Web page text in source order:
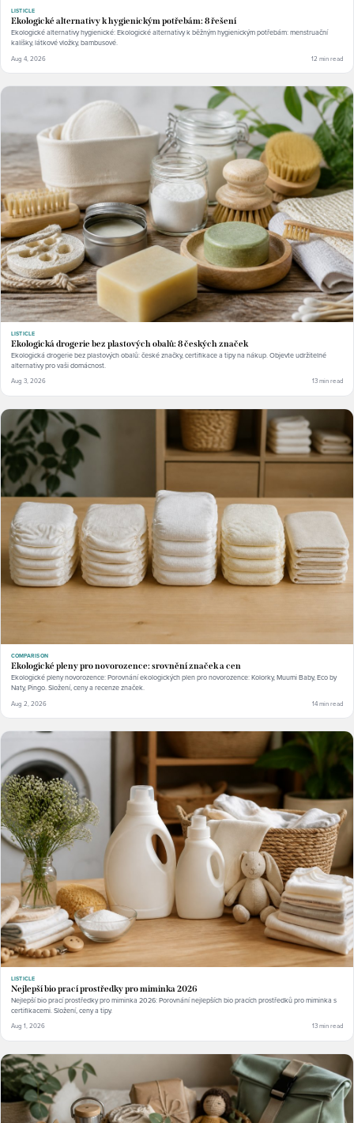
LISTICLE
Ekologické alternativy k hygienickým potřebám: 8 řešení
Ekologické alternativy hygienické: Ekologické alternativy k běžným hygienickým potřebám: menstruační
kalíšky, látkové vložky, bambusové.
Aug 4, 2026 12 min read
LISTICLE
Ekologická drogerie bez plastových obalů: 8 českých značek
Ekologická drogerie bez plastových obalů: české značky, certifikace a tipy na nákup. Objevte udržitelné
alternativy pro vaši domácnost.
Aug 3, 2026 13 min read
COMPARISON
Ekologické pleny pro novorozence: srovnění značek a cen
Ekologické pleny novorozence: Porovnání ekologických plen pro novorozence: Kolorky, Muumi Baby, Eco by
Naty, Pingo. Složení, ceny a recenze značek.
Aug 2, 2026 14 min read
LISTICLE
Nejlepší bio prací prostředky pro miminka 2026
Nejlepší bio prací prostředky pro miminka 2026: Porovnání nejlepších bio pracích prostředků pro miminka s
certifikacemi. Složení, ceny a tipy.
Aug 1, 2026 13 min read